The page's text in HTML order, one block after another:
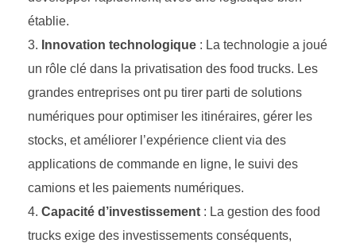
établie.
Innovation technologique : La technologie a joué
un rôle clé dans la privatisation des food trucks. Les
grandes entreprises ont pu tirer parti de solutions
numériques pour optimiser les itinéraires, gérer les
stocks, et améliorer l’expérience client via des
applications de commande en ligne, le suivi des
camions et les paiements numériques.
Capacité d’investissement : La gestion des food
trucks exige des investissements conséquents,